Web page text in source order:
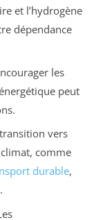
et l’hydrogène
dépendance
les
peut
vers
comme
durable,